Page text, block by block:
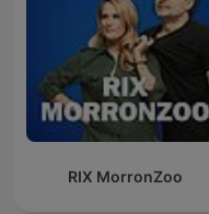
RIX MorronZoo